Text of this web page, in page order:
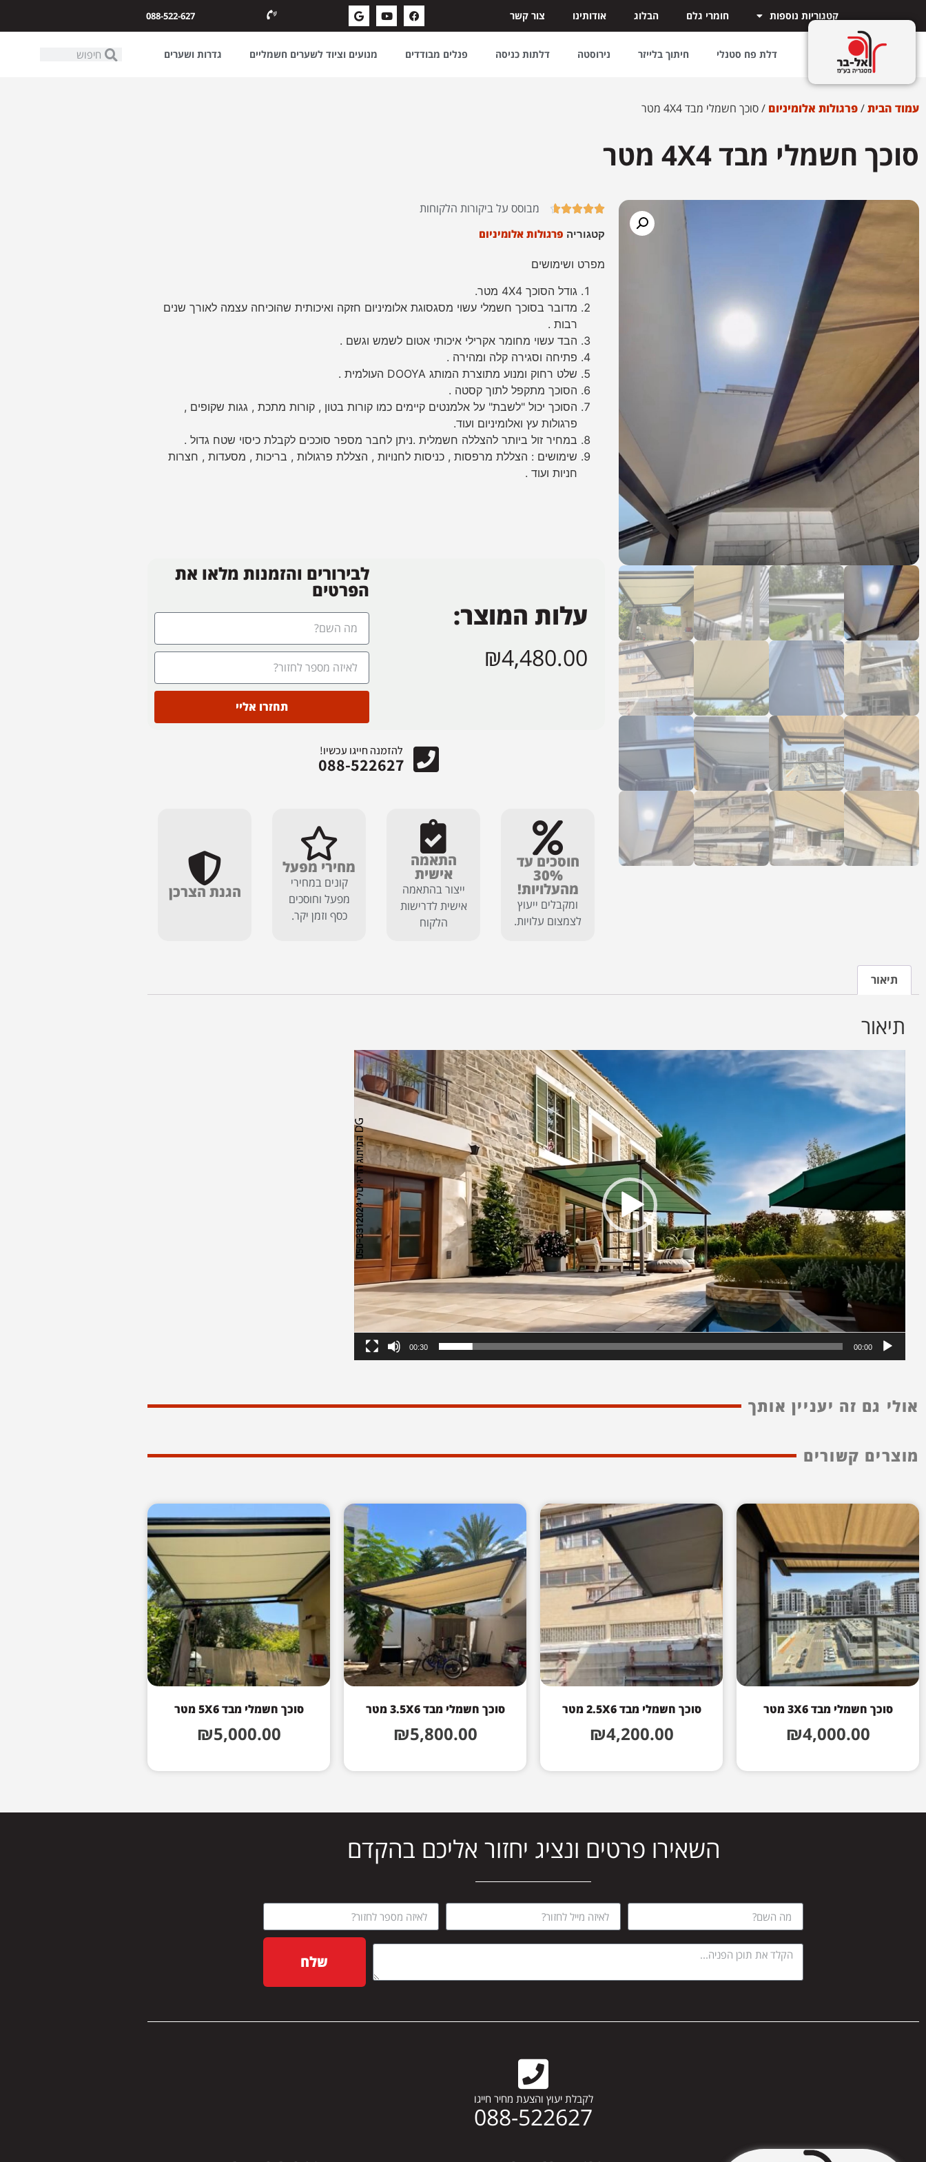
קטגוריות נוספות חומרי גלם הבלוג אודותינו צור קשר 088-522-627
דלת פח סטנלי חיתוך בלייזר נירוסטה דלתות כניסה פנלים מבודדים מנועים וציוד לשערים חשמליים גדרות ושערים
עמוד הבית/פרגולות אלומיניום / סוכך חשמלי מבד 4X4 מטר
סוכך חשמלי מבד 4X4 מטר




 מבוסס על ביקורות הלקוחות
קטגוריה פרגולות אלומיניום
מפרט ושימושים
גודל הסוכך 4X4 מטר.
מדובר בסוכך חשמלי עשוי מסגסוגת אלומיניום חזקה ואיכותית שהוכיחה עצמה לאורך שנים
רבות .
הבד עשוי מחומר אקרילי איכותי אטום לשמש וגשם .
פתיחה וסגירה קלה ומהירה .
שלט רחוק ומנוע מתוצרת המותג DOOYA העולמית .
הסוכך מתקפל לתוך קסטה .
הסוכך יכול "לשבת" על אלמנטים קיימים כמו קורות בטון , קורות מתכת , גגות שקופים ,
פרגולות עץ ואלומיניום ועוד.
במחיר זול ביותר להצללה חשמלית .ניתן לחבר מספר סוככים לקבלת כיסוי שטח גדול .
שימושים : הצללת מרפסות , כניסות לחנויות , הצללת פרגולות , בריכות , מסעדות , חצרות
חניות ועוד .
עלות המוצר:
₪4,480.00
לבירורים והזמנות מלאו את
הפרטים
תחזרו אליי
להזמנה חייגו עכשיו!
088-522627
חוסכים עד
30%
מהעלויות!
ומקבלים ייעוץ
לצמצום עלויות.
התאמה
אישית
ייצור בהתאמה
אישית לדרישות
הלקוח
מחירי מפעל
קונים במחירי
מפעל וחוסכים
כסף וזמן יקר.
הגנת הצרכן
תיאור
תיאור
וידאו
00:00
00:30
אולי גם זה יעניין אותך
מוצרים קשורים
סוכך חשמלי מבד 3X6 מטר
₪4,000.00
סוכך חשמלי מבד 2.5X6 מטר
₪4,200.00
סוכך חשמלי מבד 3.5X6 מטר
₪5,800.00
סוכך חשמלי מבד 5X6 מטר
₪5,000.00
השאירו פרטים ונציג יחזור אליכם בהקדם
שלח
לקבלת יעוץ והצעת מחיר חייגו
088-522627